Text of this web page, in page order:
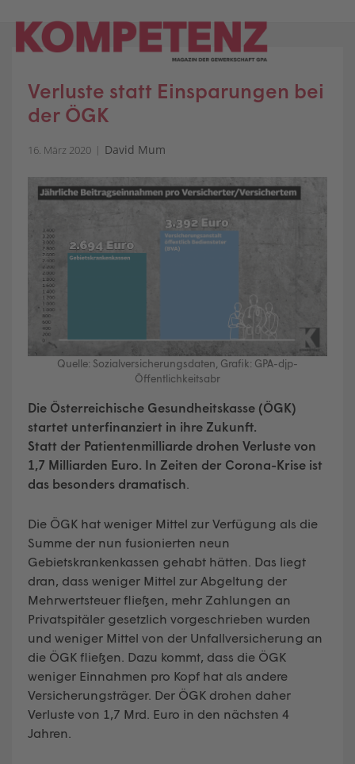
content
Verluste statt Einsparungen bei
der ÖGK
16. März 2020 David Mum
Quelle: Sozialversicherungsdaten, Grafik: GPA-djp-
Öffentlichkeitsabr
Die Österreichische Gesundheitskasse (ÖGK)
startet unterfinanziert in ihre Zukunft.
Statt der Patientenmilliarde drohen Verluste von
1,7 Milliarden Euro. In Zeiten der Corona-Krise ist
das besonders dramatisch
Die ÖGK hat weniger Mittel zur Verfügung als die
Summe der nun fusionierten neun
Gebietskrankenkassen gehabt hätten. Das liegt
dran, dass weniger Mittel zur Abgeltung der
Mehrwertsteuer fließen, mehr Zahlungen an
Privatspitäler gesetzlich vorgeschrieben wurden
und weniger Mittel von der Unfallversicherung an
die ÖGK fließen. Dazu kommt, dass die ÖGK
weniger Einnahmen pro Kopf hat als andere
Versicherungsträger. Der ÖGK drohen daher
Verluste von 1,7 Mrd. Euro in den nächsten 4
Jahren.